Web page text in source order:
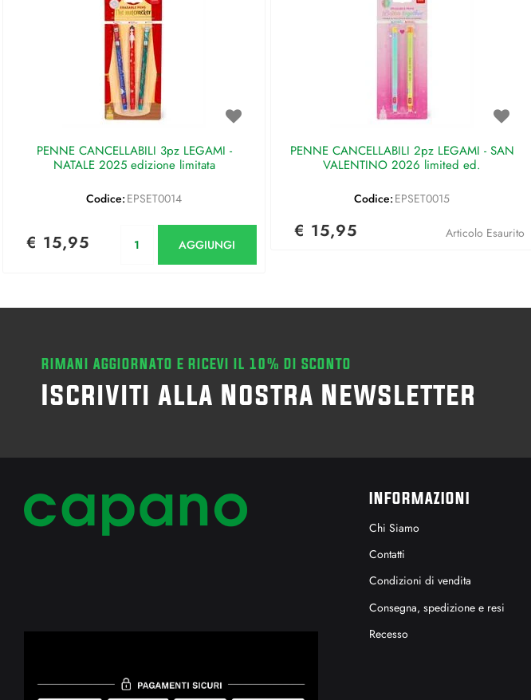
PENNE CANCELLABILI 3pz LEGAMI -
NATALE 2025 edizione limitata
Codice: EPSET0014
€ 15,95 AGGIUNGI
PENNE CANCELLABILI 2pz LEGAMI - SAN
VALENTINO 2026 limited ed.
Codice: EPSET0015
€ 15,95 Articolo Esaurito
RIMANI AGGIORNATO E RICEVI IL 10% DI SCONTO
Iscriviti alla Nostra Newsletter
INFORMAZIONI
Chi Siamo
Contatti
Condizioni di vendita
Consegna, spedizione e resi
Recesso